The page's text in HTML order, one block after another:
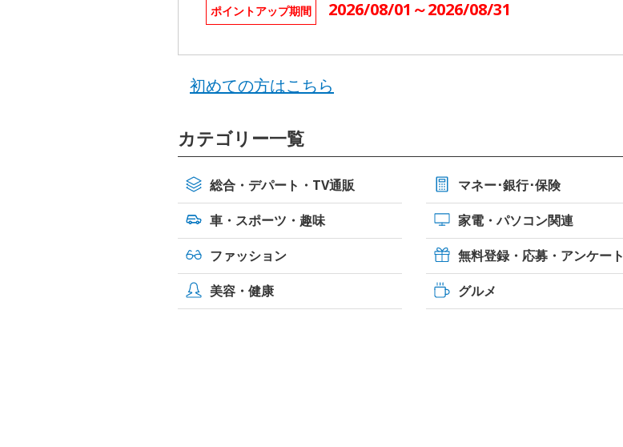
ポイントアップ期間 2026/08/01～2026/08/31
初めての方はこちら
カテゴリー一覧
総合・デパート・TV通販 マネー･銀行･保険
車・スポーツ・ 趣味 家電・パソコン関連
ファッション
無料登録・応募・アンケート
美容・健康
グルメ